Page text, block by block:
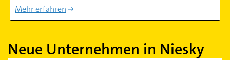
Mehr erfahren
Neue Unternehmen in Niesky